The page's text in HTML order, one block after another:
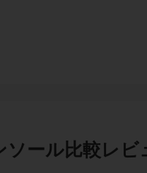
ール比較レビ